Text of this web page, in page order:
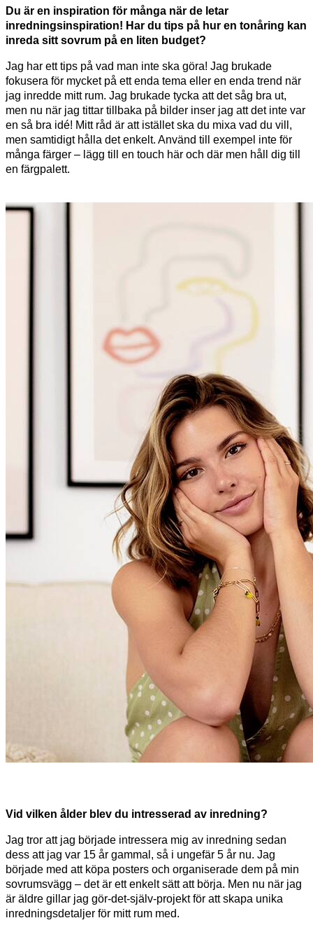
Du är en inspiration för många när de letar
inredningsinspiration! Har du tips på hur en tonåring kan
inreda sitt sovrum på en liten budget?
Jag har ett tips på vad man inte ska göra! Jag brukade
fokusera för mycket på ett enda tema eller en enda trend när
jag inredde mitt rum. Jag brukade tycka att det såg bra ut,
men nu när jag tittar tillbaka på bilder inser jag att det inte var
en så bra idé! Mitt råd är att istället ska du mixa vad du vill,
men samtidigt hålla det enkelt. Använd till exempel inte för
många färger – lägg till en touch här och där men håll dig till
en färgpalett.
Vid vilken ålder blev du intresserad av inredning?
Jag tror att jag började intressera mig av inredning sedan
dess att jag var 15 år gammal, så i ungefär 5 år nu. Jag
började med att köpa posters och organiserade dem på min
sovrumsvägg – det är ett enkelt sätt att börja. Men nu när jag
är äldre gillar jag gör-det-själv-projekt för att skapa unika
inredningsdetaljer för mitt rum med.